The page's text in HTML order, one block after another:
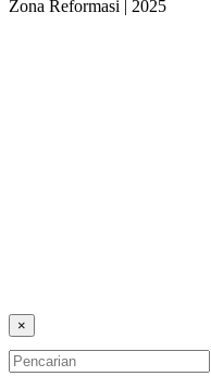
Zona Reformasi | 2025
×